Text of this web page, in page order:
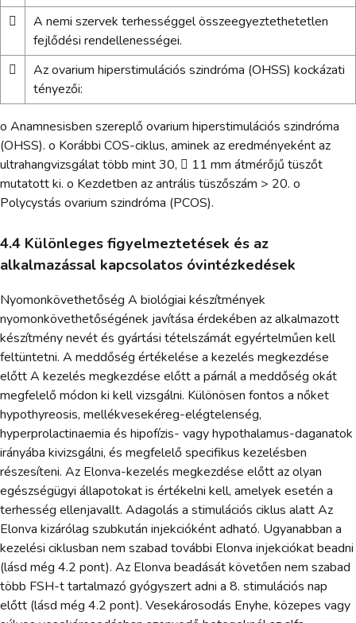

A nemi szervek terhességgel összeegyeztethetetlen
fejlődési rendellenességei.

Az ovarium hiperstimulációs szindróma (OHSS) kockázati
tényezői:
o Anamnesisben szereplő ovarium hiperstimulációs szindróma
(OHSS). o Korábbi COS-ciklus, aminek az eredményeként az
ultrahangvizsgálat több mint 30,  11 mm átmérőjű tüszőt
mutatott ki. o Kezdetben az antrális tüszőszám > 20. o
Polycystás ovarium szindróma (PCOS).
4.4 Különleges figyelmeztetések és az
alkalmazással kapcsolatos óvintézkedések
Nyomonkövethetőség A biológiai készítmények
nyomonkövethetőségének javítása érdekében az alkalmazott
készítmény nevét és gyártási tételszámát egyértelműen kell
feltüntetni. A meddőség értékelése a kezelés megkezdése
előtt A kezelés megkezdése előtt a párnál a meddőség okát
megfelelő módon ki kell vizsgálni. Különösen fontos a nőket
hypothyreosis, mellékvesekéreg-elégtelenség,
hyperprolactinaemia és hipofízis- vagy hypothalamus-daganatok
irányába kivizsgálni, és megfelelő specifikus kezelésben
részesíteni. Az Elonva-kezelés megkezdése előtt az olyan
egészségügyi állapotokat is értékelni kell, amelyek esetén a
terhesség ellenjavallt. Adagolás a stimulációs ciklus alatt Az
Elonva kizárólag szubkután injekcióként adható. Ugyanabban a
kezelési ciklusban nem szabad további Elonva injekciókat beadni
(lásd még 4.2 pont). Az Elonva beadását követően nem szabad
több FSH-t tartalmazó gyógyszert adni a 8. stimulációs nap
előtt (lásd még 4.2 pont). Vesekárosodás Enyhe, közepes vagy